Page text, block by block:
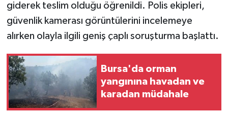
giderek teslim olduğu öğrenildi. Polis ekipleri,
güvenlik kamerası görüntülerini incelemeye
alırken olayla ilgili geniş çaplı soruşturma başlattı.
Bursa'da orman
yangınına havadan ve
karadan müdahale